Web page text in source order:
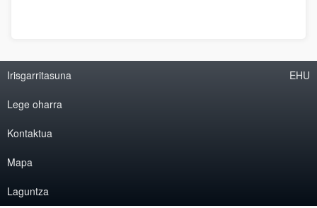
Irisgarritasuna
Lege oharra
Kontaktua
Mapa
Laguntza
EHU